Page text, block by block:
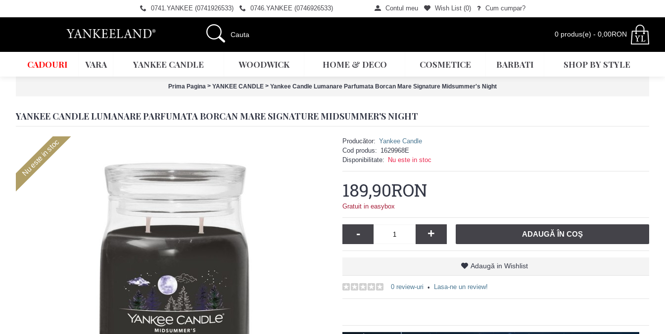
0741.YANKEE (0741926533) 0746.YANKEE (0746926533) Contul meu Wish List (0) Cum cumpar?
0 produs(e) - 0,00RON
CADOURI VARA YANKEE CANDLE WOODWICK HOME & DECO COSMETICE BARBATI SHOP BY STYLE
Prima Pagina > YANKEE CANDLE > Yankee Candle Lumanare Parfumata Borcan Mare Signature Midsummer's Night
YANKEE CANDLE LUMANARE PARFUMATA BORCAN MARE SIGNATURE MIDSUMMER'S NIGHT
Nu este in stoc Producător: Yankee Candle
Cod produs: 1629968E
Disponibilitate:
Nu este in stoc
189,90RON
Gratuit in easybox
- + ADAUGĂ ÎN COŞ
Adaugă in Wishlist
0 review-uri • Lasa-ne un review!